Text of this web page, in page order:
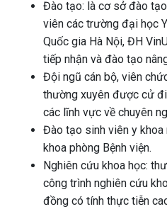
Đào tạo: là cơ sở đào
viên các trường đại học
Quốc gia Hà Nội, ĐH
tiếp nhận và đào tạo
Đội ngũ cán bộ, viên
thường xuyên được cử
các lĩnh vực về chuyên
Đào tạo sinh viên y
khoa phòng Bệnh viện.
Nghiên cứu khoa học:
công trình nghiên cứu
đồng có tính thực tiễn